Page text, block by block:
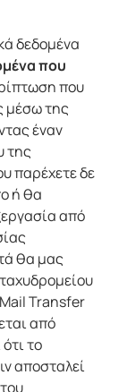
δεδομένα
που
που
μέσω της
έναν
της
παρέχετε δε
ή θα
από
θα μας
Transfer
από
το
αποσταλεί